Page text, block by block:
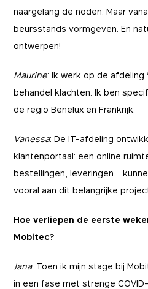
naargelang de noden. Maar
beursstands vormgeven. En
ontwerpen!
Maurine: Ik werk op de afdeling
behandel klachten. Ik ben
de regio Benelux en Frankrijk.
Vanessa: De IT-afdeling
klantenportaal: een online
bestellingen, leveringen…
vooral aan dit belangrijke
Hoe verliepen de eerste
Mobitec?
Jana: Toen ik mijn stage bij
in een fase met strenge